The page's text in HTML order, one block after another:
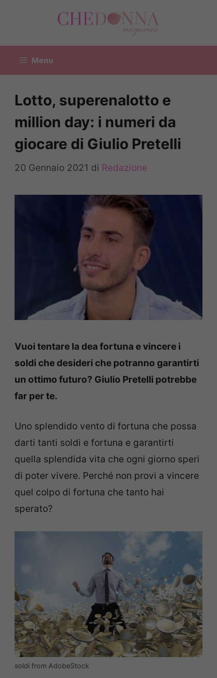
Menu
Lotto, superenalotto e
million day: i numeri da
giocare di Giulio Pretelli
20 Gennaio 2021 di Redazione
Vuoi tentare la dea fortuna e vincere i
soldi che desideri che potranno garantirti
un ottimo futuro? Giulio Pretelli potrebbe
far per te.
Uno splendido vento di fortuna che possa
darti tanti soldi e fortuna e garantirti
quella splendida vita che ogni giorno speri
di poter vivere. Perché non provi a vincere
quel colpo di fortuna che tanto hai
sperato?
soldi from AdobeStock